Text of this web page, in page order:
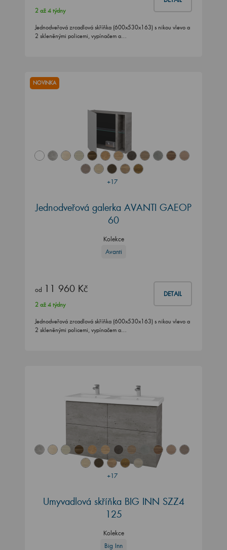
2 až 4 týdny
Jednodveřová zrcadlová skříňka (600x530x163) s nikou vlevo a
2 skleněnými policemi, vypínačem a…
+17
NOVINKA
Jednodveřová galerka AVANTI GAEOP
60
Kolekce
Avanti
od 11 960 Kč DETAIL
2 až 4 týdny
Jednodveřová zrcadlová skříňka (600x530x163) s nikou vlevo a
2 skleněnými policemi, vypínačem a…
+17
Umyvadlová skříňka BIG INN SZZ4
125
Kolekce
Big Inn